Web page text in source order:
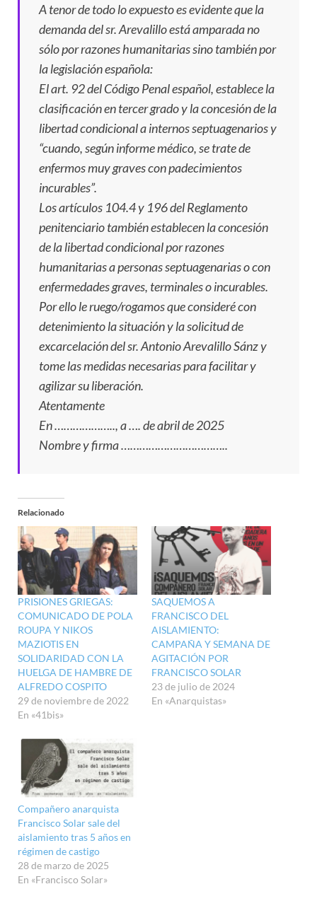
A tenor de todo lo expuesto es evidente que la
demanda del sr. Arevalillo está amparada no
sólo por razones humanitarias sino también por
la legislación española:
El art. 92 del Código Penal español, establece la
clasificación en tercer grado y la concesión de la
libertad condicional a internos septuagenarios y
“cuando, según informe médico, se trate de
enfermos muy graves con padecimientos
incurables”.
Los artículos 104.4 y 196 del Reglamento
penitenciario también establecen la concesión
de la libertad condicional por razones
humanitarias a personas septuagenarias o con
enfermedades graves, terminales o incurables.
Por ello le ruego/rogamos que consideré con
detenimiento la situación y la solicitud de
excarcelación del sr. Antonio Arevalillo Sánz y
tome las medidas necesarias para facilitar y
agilizar su liberación.
Atentamente
En ……………….., a …. de abril de 2025
Nombre y firma ……………………………..
Relacionado
PRISIONES GRIEGAS:
COMUNICADO DE POLA
ROUPA Y NIKOS
MAZIOTIS EN
SOLIDARIDAD CON LA
HUELGA DE HAMBRE DE
ALFREDO COSPITO
29 de noviembre de 2022
En «41bis»
SAQUEMOS A
FRANCISCO DEL
AISLAMIENTO:
CAMPAÑA Y SEMANA DE
AGITACIÓN POR
FRANCISCO SOLAR
23 de julio de 2024
En «Anarquistas»
Compañero anarquista
Francisco Solar sale del
aislamiento tras 5 años en
régimen de castigo
28 de marzo de 2025
En «Francisco Solar»